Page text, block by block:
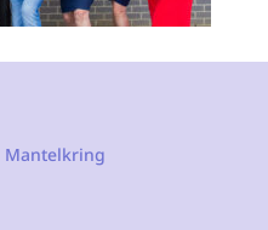
Mantelkring